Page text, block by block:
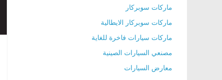
ماركات سوبركار
ماركات سوبركار الايطالية
ماركات سيارات فاخرة للغاية
مصنعي السيارات الصينية
معارض السيارات